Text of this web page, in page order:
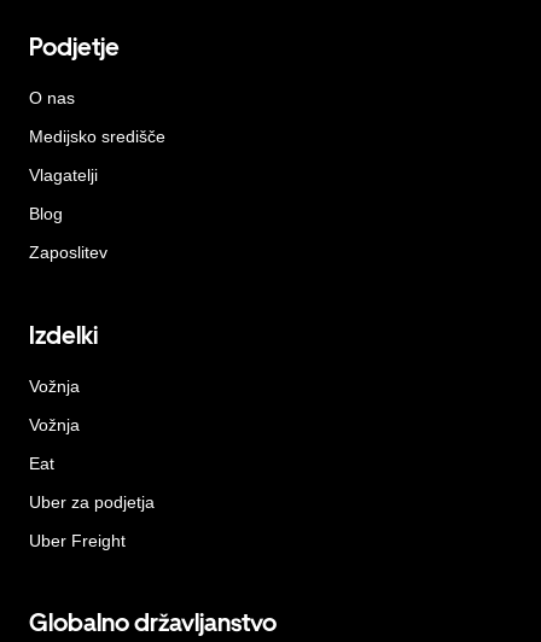
Podjetje
O nas
Medijsko središče
Vlagatelji
Blog
Zaposlitev
Izdelki
Vožnja
Vožnja
Eat
Uber za podjetja
Uber Freight
Globalno državljanstvo